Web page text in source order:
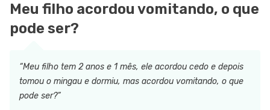
Meu filho acordou vomitando, o que
pode ser?
“Meu filho tem 2 anos e 1 mês, ele acordou cedo e depois
tomou o mingau e dormiu, mas acordou vomitando, o que
pode ser?”